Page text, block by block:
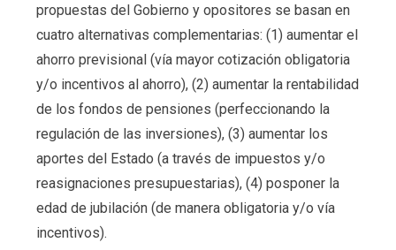
propuestas del Gobierno y opositores se basan en
cuatro alternativas complementarias: (1) aumentar el
ahorro previsional (vía mayor cotización obligatoria
y/o incentivos al ahorro), (2) aumentar la rentabilidad
de los fondos de pensiones (perfeccionando la
regulación de las inversiones), (3) aumentar los
aportes del Estado (a través de impuestos y/o
reasignaciones presupuestarias), (4) posponer la
edad de jubilación (de manera obligatoria y/o vía
incentivos).